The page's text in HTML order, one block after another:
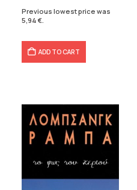
Previous lowest price was
5,94 €
ADD TO CART